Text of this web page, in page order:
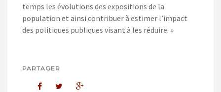
temps les évolutions des expositions de la
population et ainsi contribuer à estimer l’impact
des politiques publiques visant à les réduire. »
PARTAGER